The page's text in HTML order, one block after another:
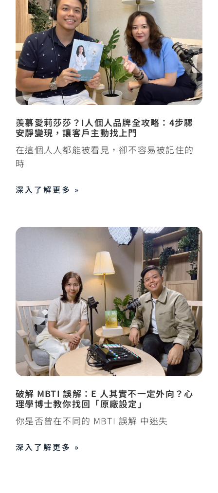
羨慕愛莉莎莎？I人個人品牌全攻略：4步驟
安靜變現，讓客戶主動找上門
在這個人人都能被看見，卻不容易被記住的
時
深入了解更多 »
破解 MBTI 誤解：E 人其實不一定外向？心
理學博士教你找回「原廠設定」
你是否曾在不同的 MBTI 誤解 中迷失
深入了解更多 »